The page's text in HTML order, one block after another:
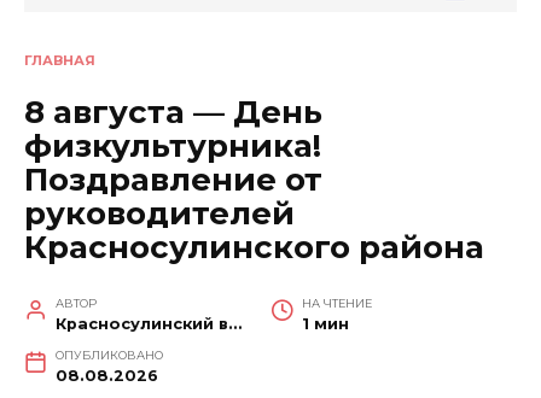
ГЛАВНАЯ
8 августа — День
физкультурника!
Поздравление от
руководителей
Красносулинского района
АВТОР
Красносулинский вестник
НА ЧТЕНИЕ
1 мин
ОПУБЛИКОВАНО
08.08.2026